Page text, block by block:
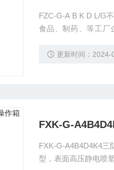
FZC-G-A B K D L/G
食品、制药、等工厂
A2D2B1三防操作柱
更新时间：2024-
FXK-G-
FXK-G-A4B4D4K4三
型，表面高压静电喷塑，配不